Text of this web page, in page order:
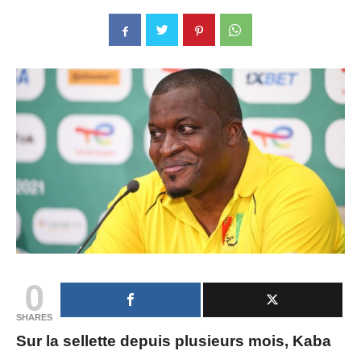
0
SHARES
Sur la sellette depuis plusieurs mois, Kaba